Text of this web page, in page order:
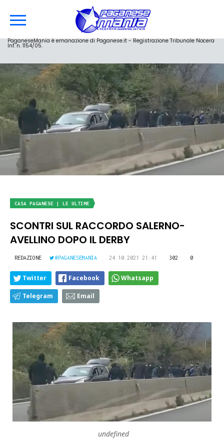
PaganeseMania è emanazione di Paganese.it - Registrazione Tribunale Nocera
Inf. n. 1154/05.
CASA PAGANESE | LE ULTIME
SCONTRI SUL RACCORDO SALERNO-
AVELLINO DOPO IL DERBY
REDAZIONE @PAGANESEMANIA 24.10.2021 21:41 302 0
Twitter Facebook Whatsapp
Telegram Email
undefined